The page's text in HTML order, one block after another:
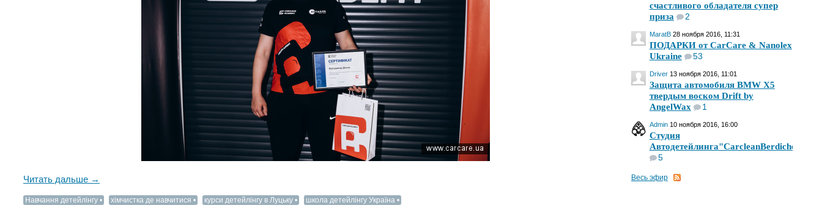
счастливого обладателя супер
приза
2
MaratB 28 ноября 2016, 11:31
ПОДАРКИ от СarCare & Nanolex
Ukraine
53
Driver 13 ноября 2016, 11:01
Защита автомобиля BMW X5
твердым воском Drift by
AngelWax
1
Admin 10 ноября 2016, 16:00
Студия
Автодетейлинга"CarcleanBerdichev"
5
Весь эфир
Читать дальше →
Навчання детейлінгу хімчистка де навчитися курси детейлінгу в Луцьку школа детейлінгу Україна